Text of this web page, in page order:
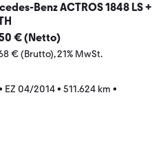
Benz ACTROS 1848 LS +
€ (Netto)
€ (Brutto) 21% MwSt.
EZ 04/2014• 511.624 km •